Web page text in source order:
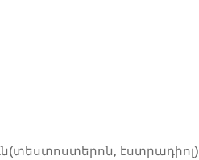
էստրադիոլ)